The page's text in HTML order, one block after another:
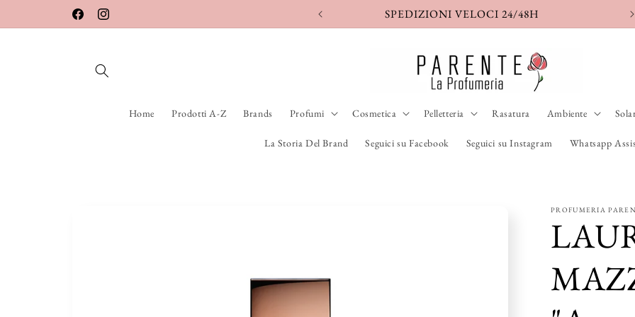
direttamente
ai contenuti
FacebookInstagram SPEDIZIONE ASSICURATA
Home Prodotti A-Z Brands Profumi Cosmetica Pelletteria Rasatura Ambiente
La Storia Del Brand Seguici su Facebook Seguici su Instagram Whatsapp
PROFUMERIA